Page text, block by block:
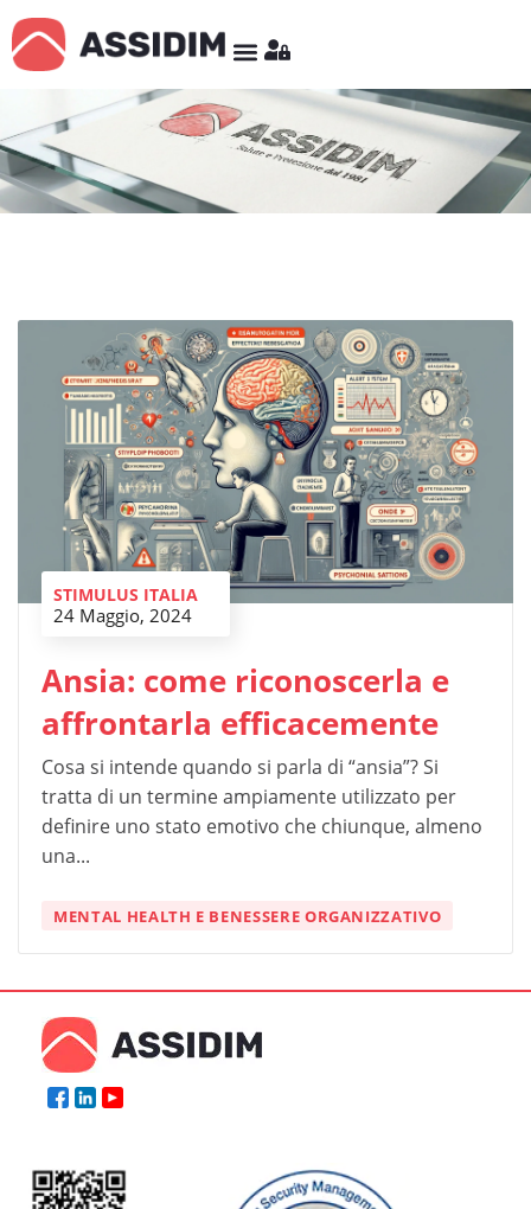
STIMULUS ITALIA
24 Maggio, 2024
Ansia: come riconoscerla e
affrontarla efficacemente
Cosa si intende quando si parla di “ansia”? Si
tratta di un termine ampiamente utilizzato per
definire uno stato emotivo che chiunque, almeno
una...
MENTAL HEALTH E BENESSERE ORGANIZZATIVO